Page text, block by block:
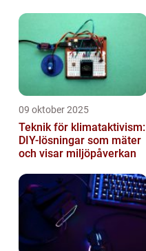
09 oktober 2025
Teknik för klimataktivism:
DIY-lösningar som mäter
och visar miljöpåverkan